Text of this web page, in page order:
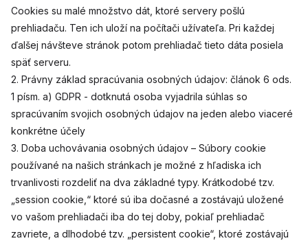
Cookies su malé množstvo dát, ktoré servery pošlú
prehliadaču. Ten ich uloží na počítači užívateľa. Pri každej
ďalšej návšteve stránok potom prehliadač tieto dáta posiela
späť serveru.
2. Právny základ spracúvania osobných údajov: článok 6 ods.
1 písm. a) GDPR - dotknutá osoba vyjadrila súhlas so
spracúvaním svojich osobných údajov na jeden alebo viaceré
konkrétne účely
3. Doba uchovávania osobných údajov – Súbory cookie
používané na našich stránkach je možné z hľadiska ich
trvanlivosti rozdeliť na dva základné typy. Krátkodobé tzv.
„session cookie,“ ktoré sú iba dočasné a zostávajú uložené
vo vašom prehliadači iba do tej doby, pokiaľ prehliadač
zavriete, a dlhodobé tzv. „persistent cookie“, ktoré zostávajú